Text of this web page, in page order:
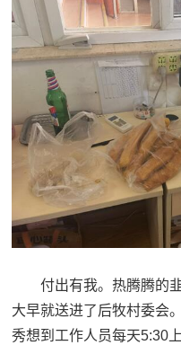
付出有我。热腾腾的
大早就送进了后牧村委会
秀想到工作人员每天5:30